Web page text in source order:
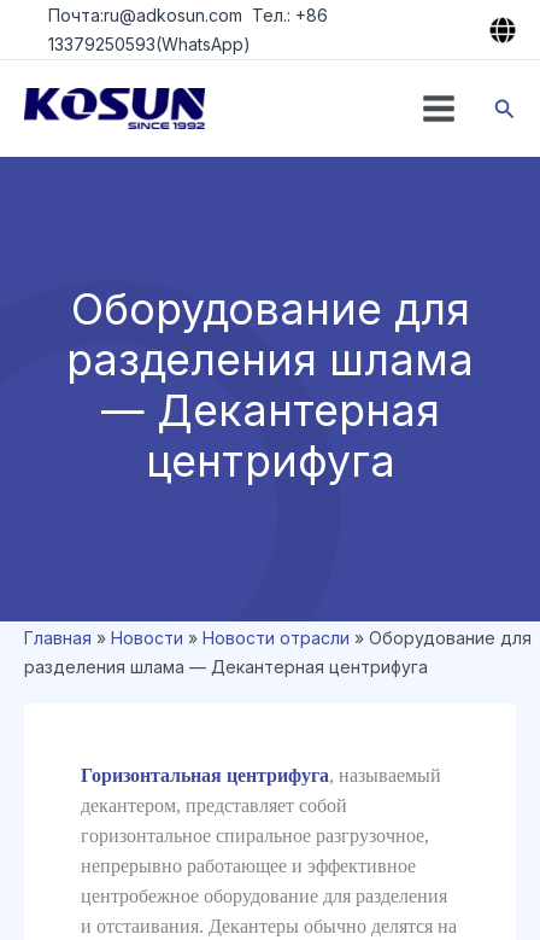
ПерейтиПочта:ru@adkosun.com Тел.: +86
13379250593(WhatsApp)
Оборудование для
разделения шлама
— Декантерная
центрифуга
Главная » Новости » Новости отрасли » Оборудование для
разделения шлама — Декантерная центрифуга
Горизонтальная центрифуга, называемый
декантером, представляет собой
горизонтальное спиральное разгрузочное,
непрерывно работающее и эффективное
центробежное оборудование для разделения
и отстаивания. Декантеры обычно делятся на